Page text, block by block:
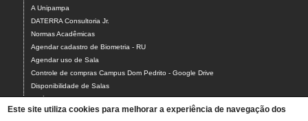
A Unipampa
DATERRA Consultoria Jr.
Normas Acadêmicas
Agendar cadastro de Biometria - RU
Agendar uso de Sala
Controle de compras Campus Dom Pedrito - Google Drive
Disponibilidade de Salas
Estágios
Formulário para Agendamento do Laboratório de Informática
Este site utiliza cookies para melhorar a experiência de navegação dos